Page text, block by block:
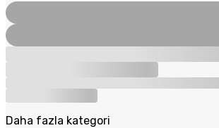
Daha fazla kategori